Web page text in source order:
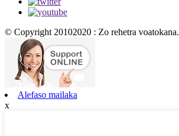
© Copyright 20102020 : Zo rehetra voatokana.
Alefaso mailaka
x